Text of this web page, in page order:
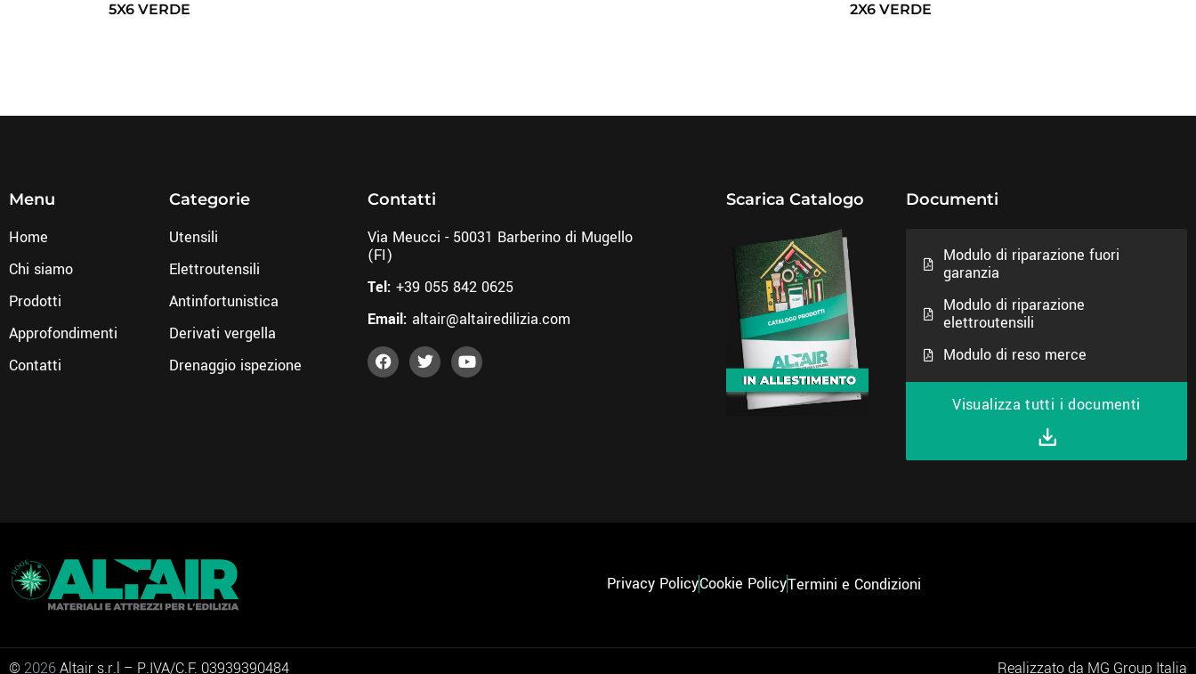
5X6 VERDE
2X6 VERDE
Menu
Home
Chi siamo
Prodotti
Approfondimenti
Contatti
Categorie
Utensili
Elettroutensili
Antinfortunistica
Derivati vergella
Drenaggio ispezione
Contatti
Via Meucci - 50031 Barberino di Mugello
(FI)
Tel: +39 055 842 0625
Email: altair@altairedilizia.com
Scarica Catalogo Documenti
Modulo di riparazione fuori
garanzia
Modulo di riparazione
elettroutensili
Modulo di reso merce
Visualizza tutti i documenti
Privacy PolicyCookie PolicyTermini e Condizioni
© 2026Altair s.r.l – P.IVA/C.F. 03939390484 Realizzato da MG Group Italia